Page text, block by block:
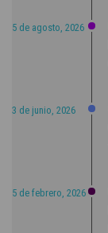
5 de agosto, 2026
3 de junio, 2026
5 de febrero, 2026